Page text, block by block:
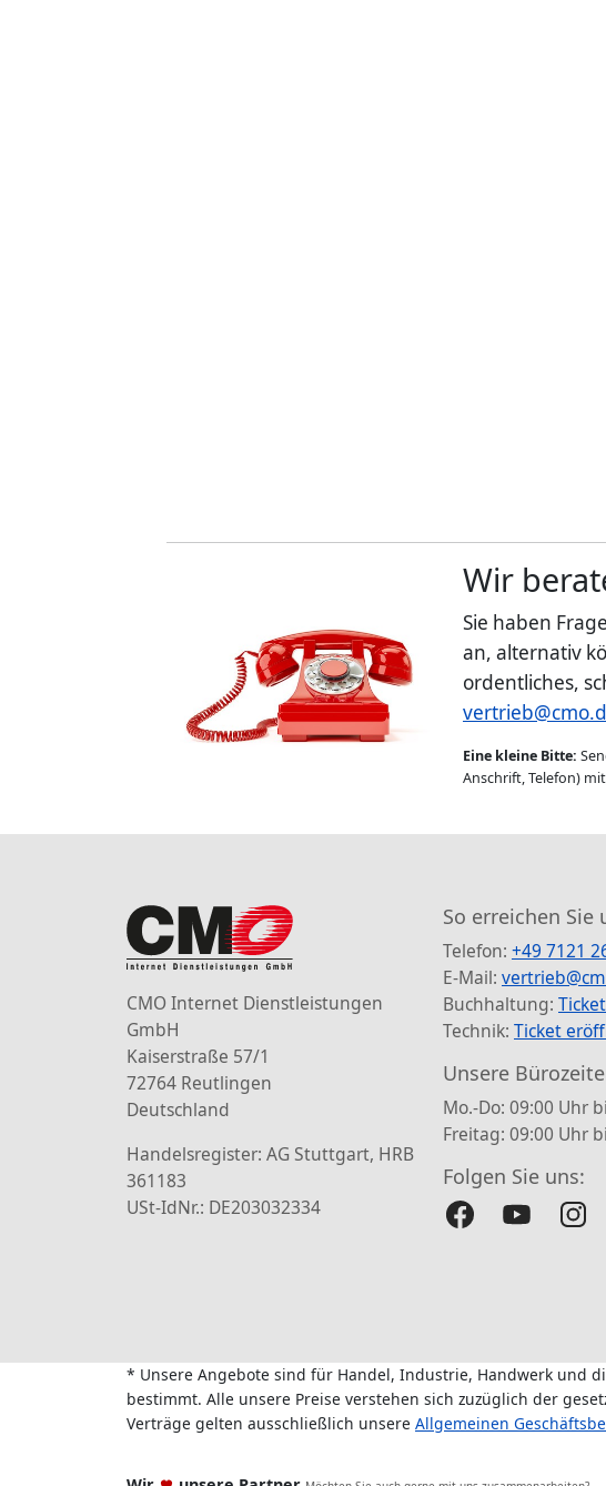
Wir
Sie haben
an, alternativ
ordentliches,
Eine kleine Bitte:
Anschrift, Telefon)
CMO Internet Dienstleistungen
GmbH
Kaiserstraße 57/1
72764 Reutlingen
Deutschland
Handelsregister: AG Stuttgart, HRB
361183
USt-IdNr.: DE203032334
So erreichen Sie
Telefon: +49 7121
E-Mail:
Buchhaltung:
Technik: Ticket
Unsere
Mo.-Do: 09:00 Uhr
Freitag: 09:00 Uhr
Folgen Sie uns:
* Unsere Angebote sind für Handel, Industrie, Handwerk und
bestimmt. Alle unsere Preise verstehen sich zuzüglich der
Verträge gelten ausschließlich unsere Allgemeinen